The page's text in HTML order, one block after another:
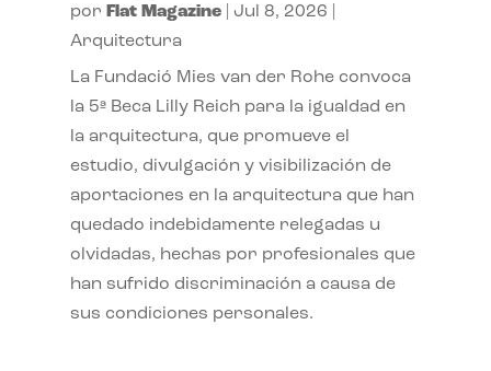
por Flat Magazine| Jul 8, 2026
Arquitectura
La Fundació Mies van der Rohe convoca
la 5ª Beca Lilly Reich para la igualdad en
la arquitectura, que promueve el
estudio, divulgación y visibilización de
aportaciones en la arquitectura que han
quedado indebidamente relegadas u
olvidadas, hechas por profesionales que
han sufrido discriminación a causa de
sus condiciones personales.